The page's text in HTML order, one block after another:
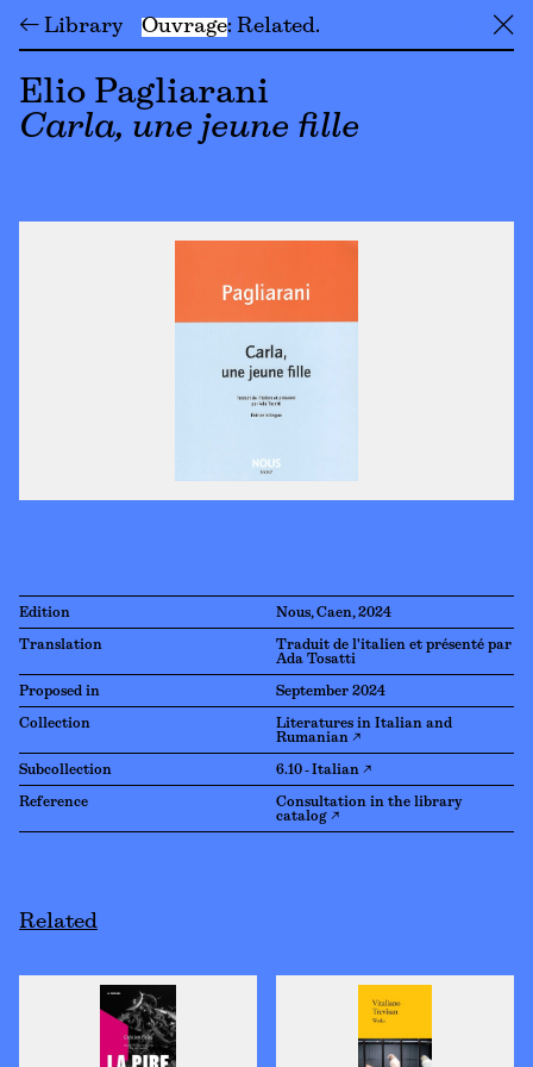
← Library Ouvrage Related ╳
Elio Pagliarani
Carla, une jeune fille
Edition Nous, Caen, 2024
Translation
Traduit de l'italien et présenté par
Ada Tosatti
Proposed in September 2024
Collection
Literatures in Italian and
Rumanian ↗
Subcollection 6.10 - Italian ↗
Reference
Consultation in the library
catalog ↗
Related